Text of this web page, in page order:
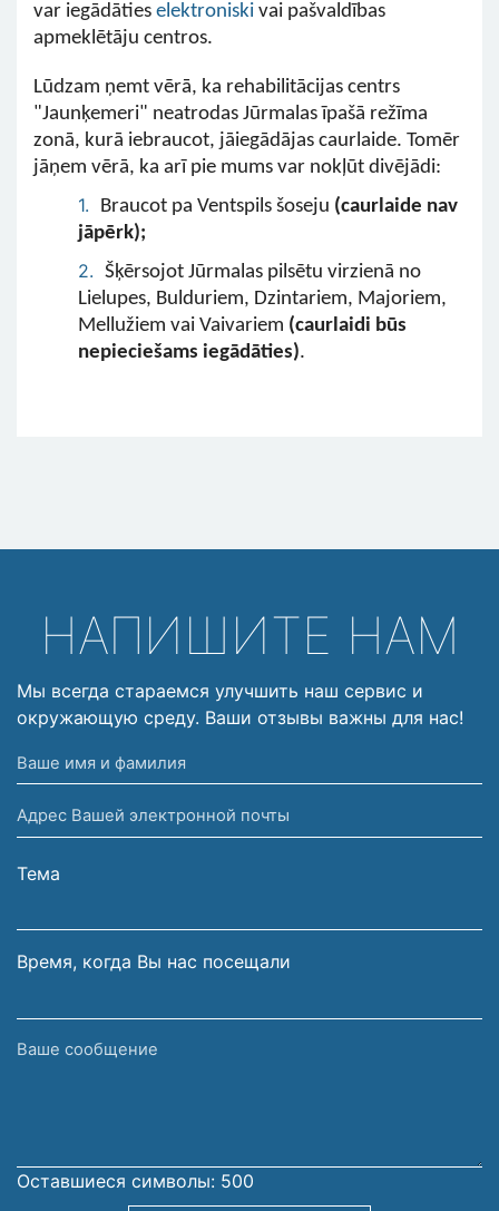
var iegādāties elektroniski vai pašvaldības
apmeklētāju centros.
Lūdzam ņemt vērā, ka rehabilitācijas centrs
"Jaunķemeri" neatrodas Jūrmalas īpašā režīma
zonā, kurā iebraucot, jāiegādājas caurlaide. Tomēr
jāņem vērā, ka arī pie mums var nokļūt divējādi:
Braucot pa Ventspils šoseju (caurlaide nav
jāpērk);
Šķērsojot Jūrmalas pilsētu virzienā no
Lielupes, Bulduriem, Dzintariem, Majoriem,
Mellužiem vai Vaivariem (caurlaidi būs
nepieciešams iegādāties).
НАПИШИТЕ НАМ
Мы всегда стараемся улучшить наш сервис и
окружающую среду. Ваши отзывы важны для нас!
Ваше
имя
и
фамилия
Адрес
Вашей
электронной
Тема
Время, когда Вы нас посещали
Ваше
Оставшиеся символы: 500